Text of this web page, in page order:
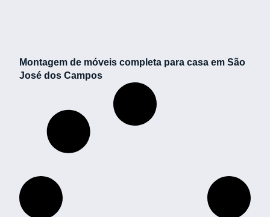
Montagem de móveis completa para casa em São
José dos Campos